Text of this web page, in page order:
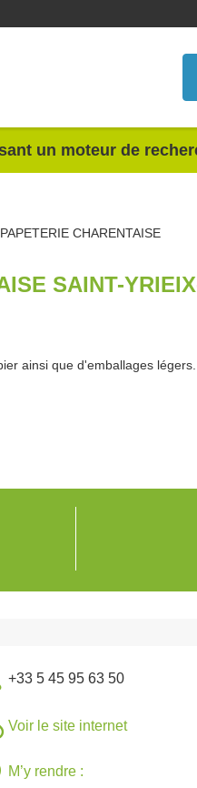
un moteur de
CHARENTAISE
SAINT-
ainsi que d'emballages légers.
+33 5 45 95 63 50
Voir le site internet
M’y rendre :